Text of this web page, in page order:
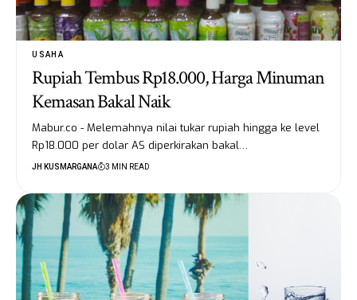
USAHA
Rupiah Tembus Rp18.000, Harga Minuman
Kemasan Bakal Naik
Mabur.co - Melemahnya nilai tukar rupiah hingga ke level
Rp18.000 per dolar AS diperkirakan bakal…
JH KUSMARGANA 3 MIN READ